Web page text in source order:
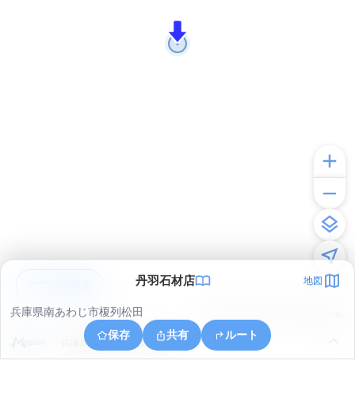
丹羽石材店 地図
兵庫県南あわじ市榎列松田
保存
共有 ルート
兵庫県南あわじ市倭文委文